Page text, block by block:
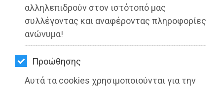
αλληλεπιδρούν στον ιστότοπό μας
συλλέγοντας και αναφέροντας πληροφορίες
ανώνυμα!
Προώθησης
Αυτά τα cookies χρησιμοποιούνται για την
ΕΞΟΔΟΣ
ΠΕΡΙΒΑΛΛΟΝ
ΚΑΤΟΙΚΙΔΙΟ
ΑΓΓΕΛΙΕΣ